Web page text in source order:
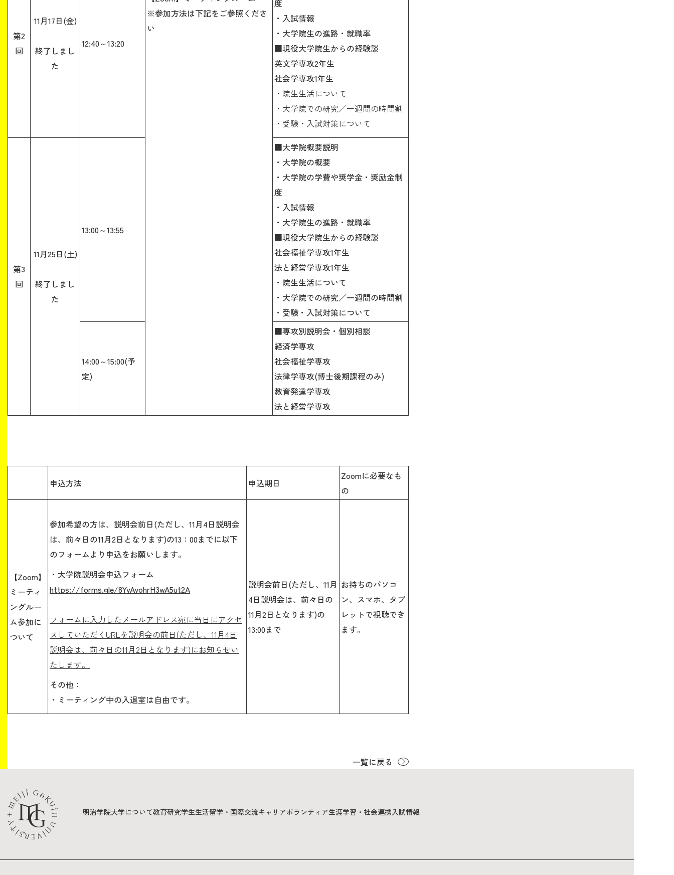
※参加方法は下記をご参照くださ
い
第2
回
11月17日(金)
終了しまし
た
12:40～13:20
度
・入試情報
・大学院生の進路・就職率
■現役大学院生からの経験談
英文学専攻2年生
社会学専攻1年生
・院生生活について
・大学院での研究／一週間の時間割
・受験・入試対策について
第3
回
11月25日(土)
終了しまし
た
13:00～13:55
■大学院概要説明
・大学院の概要
・大学院の学費や奨学金・奨励金制
度
・入試情報
・大学院生の進路・就職率
■現役大学院生からの経験談
社会福祉学専攻1年生
法と経営学専攻1年生
・院生生活について
・大学院での研究／一週間の時間割
・受験・入試対策について
14:00～15:00(予
定)
■専攻別説明会・個別相談
経済学専攻
社会福祉学専攻
法律学専攻(博士後期課程のみ)
教育発達学専攻
法と経営学専攻
申込方法 申込期日
Zoomに必要なも
の
【Zoom】
ミーティ
ングルー
ム参加に
ついて
参加希望の方は、説明会前日(ただし、11月4日説明会
は、前々日の11月2日となります)の13：00までに以下
のフォームより申込をお願いします。
・大学院説明会申込フォーム
https://forms.gle/8YvAyohrH3wA5ut2A
フォームに入力したメールアドレス宛に当日にアクセ
スしていただくURLを説明会の前日 (ただし、11月4日
説明会は、前々日の11月2日となります)にお知らせい
たします。
その他：
・ミーティング中の入退室は自由です。
説明会前日(ただし、11月
4日説明会は、前々日の
11月2日となります)の
13:00まで
お持ちのパソコ
ン、スマホ、タブ
レットで視聴でき
ます。
一覧に戻る
明治学院大学について教育研究学生生活留学・国際交流キャリアボランティア生涯学習・社会連携入試情報